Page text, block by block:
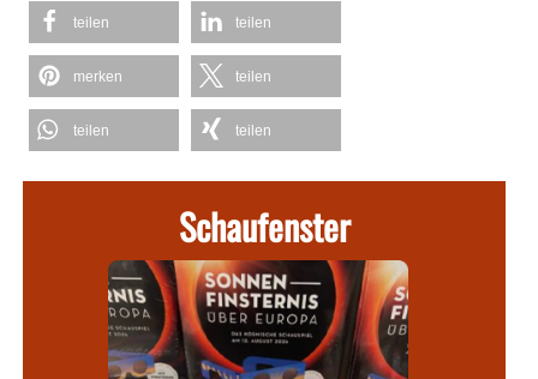
teilen teilen
merken teilen
teilen teilen
Schaufenster